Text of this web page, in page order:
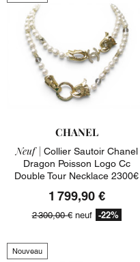
CHANEL
Neuf | Collier Sautoir Chanel
Dragon Poisson Logo Cc
Double Tour Necklace 2300€
1 799,90 €
2 300,00 €neuf -22%
Nouveau